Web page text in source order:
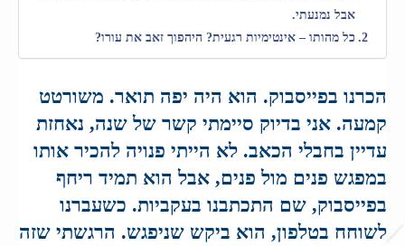
אבל נמנעתי.
כל מהותו – אינטימיות רגעית? היהפוך זאב את עורו?
הכרנו בפייסבוק. הוא היה יפה תואר. משורטט
קמעה. אני בדיוק סיימתי קשר של שנה, נאחזת
עדיין בחבלי הכאב. לא הייתי פנויה להכיר אותו
במפגש פנים מול פנים, אבל הוא תמיד ריחף
בפייסבוק, שם התכתבנו בעקביות. כשעברנו
לשוחח בטלפון, הוא ביקש שניפגש. הרגשתי שזה